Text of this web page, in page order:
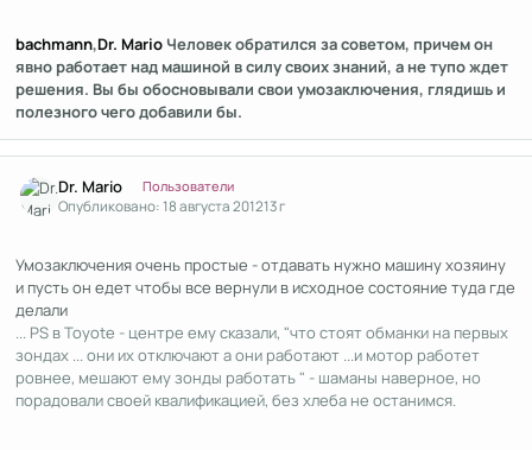
bachmann,Dr. Mario Человек обратился за советом, причем он
явно работает над машиной в силу своих знаний, а не тупо ждет
решения. Вы бы обосновывали свои умозаключения, глядишь и
полезного чего добавили бы.
Dr. Mario Пользователи
Опубликовано:18 августа 201213 г
Умозаключения очень простые - отдавать нужно машину хозяину
и пусть он едет чтобы все вернули в исходное состояние туда где
делали
... PS в Toyote - центре ему сказали, "что стоят обманки на первых
зондах ... они их отключают а они работают ...и мотор работет
ровнее, мешают ему зонды работать " - шаманы наверное, но
порадовали своей квалификацией, без хлеба не останимся.